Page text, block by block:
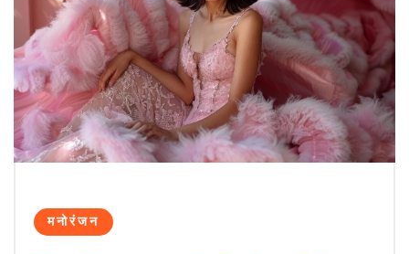
मनोरंजन